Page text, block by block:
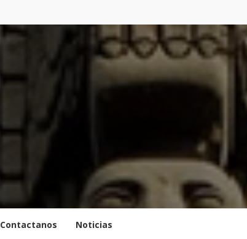
Contactanos Noticias